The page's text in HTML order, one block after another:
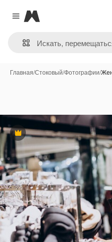
Close menu
Magnific
Главная/Стоковый/Фотографии/
Премиум